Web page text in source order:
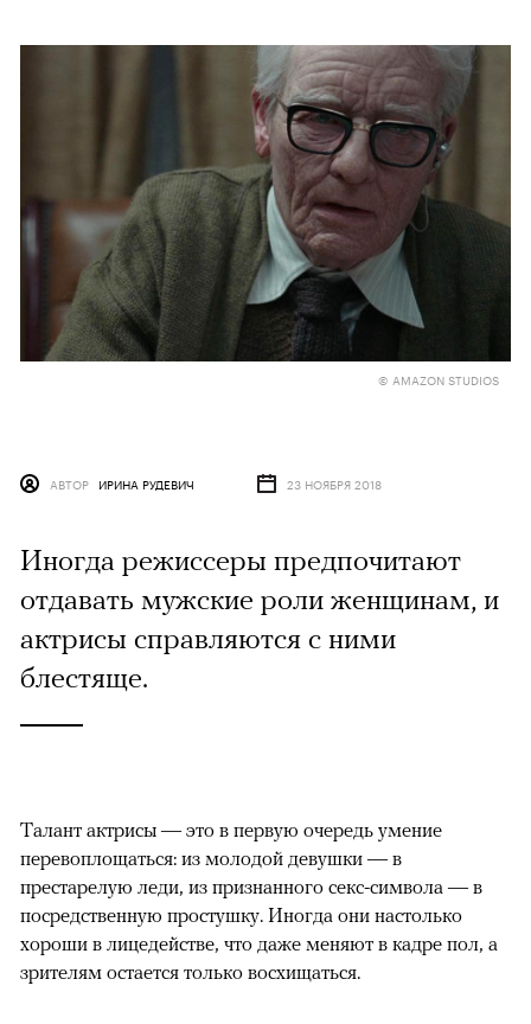
© AMAZON STUDIOS
АВТОР ИРИНА РУДЕВИЧ 23 НОЯБРЯ 2018
Иногда режиссеры предпочитают
отдавать мужские роли женщинам, и
актрисы справляются с ними
блестяще.
Талант актрисы — это в первую очередь умение
перевоплощаться: из молодой девушки — в
престарелую леди, из признанного секс-символа — в
посредственную простушку. Иногда они настолько
хороши в лицедействе, что даже меняют в кадре пол, а
зрителям остается только восхищаться.